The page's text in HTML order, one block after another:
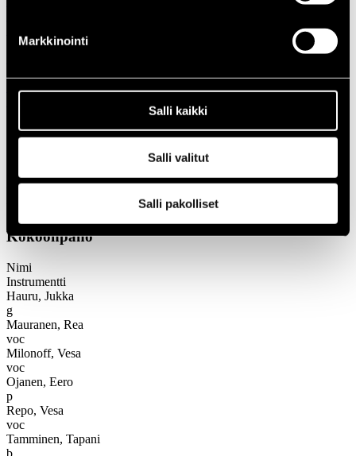
Markkinointi
Salli kaikki
Salli valitut
Salli pakolliset
1960-luku
1967
Festivaalivuodet
Kom Teatteri & Quartet
Kom Teatteri & Quartet
Kokoonpano
Nimi
Instrumentti
Hauru, Jukka
g
Mauranen, Rea
voc
Milonoff, Vesa
voc
Ojanen, Eero
p
Repo, Vesa
voc
Tamminen, Tapani
b